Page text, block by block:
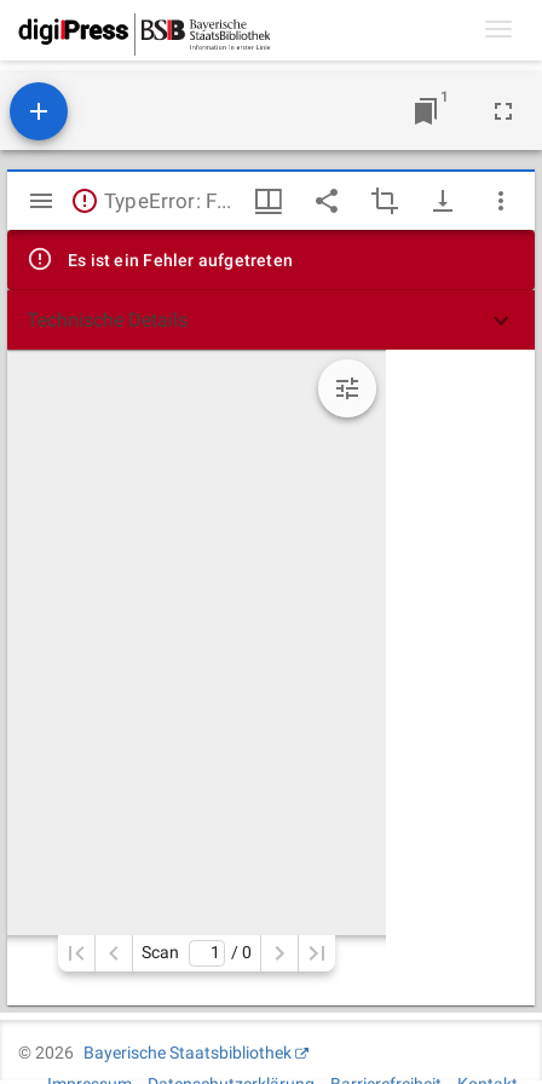
1
Mirador
Viewer
TypeError: Failed to fetch
Es ist ein Fehler aufgetreten
Technische Details
Scan / 0
©2026
Bayerische Staatsbibliothek